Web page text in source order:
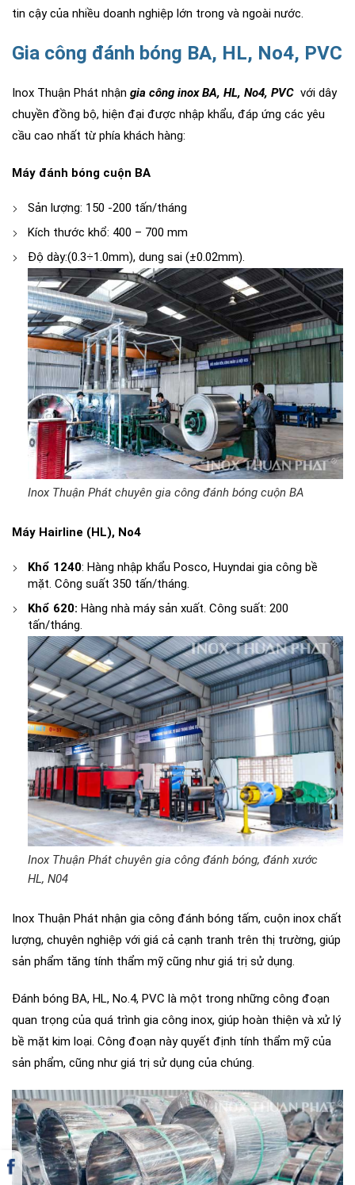
tin cậy của nhiều doanh nghiệp lớn trong và ngoài nước.
Gia công đánh bóng BA, HL, No4, PVC
Inox Thuận Phát nhận gia công inox BA, HL, No4, PVC với dây
chuyền đồng bộ, hiện đại được nhập khẩu, đáp ứng các yêu
cầu cao nhất từ phía khách hàng:
Máy đánh bóng cuộn BA
Sản lượng: 150 -200 tấn/tháng
Kích thước khổ: 400 – 700 mm
Độ dày:(0.3÷1.0mm), dung sai (±0.02mm).
Inox Thuận Phát chuyên gia công đánh bóng cuộn BA
Máy Hairline (HL), No4
Khổ 1240: Hàng nhập khẩu Posco, Huyndai gia công bề
mặt. Công suất 350 tấn/tháng.
Khổ 620: Hàng nhà máy sản xuất. Công suất: 200
tấn/tháng.
Inox Thuận Phát chuyên gia công đánh bóng, đánh xước
HL, N04
Inox Thuận Phát nhận gia công đánh bóng tấm, cuộn inox chất
lượng, chuyên nghiệp với giá cả cạnh tranh trên thị trường, giúp
sản phẩm tăng tính thẩm mỹ cũng như giá trị sử dụng.
Đánh bóng BA, HL, No.4, PVC là một trong những công đoạn
quan trọng của quá trình gia công inox, giúp hoàn thiện và xử lý
bề mặt kim loại. Công đoạn này quyết định tính thẩm mỹ của
sản phẩm, cũng như giá trị sử dụng của chúng.